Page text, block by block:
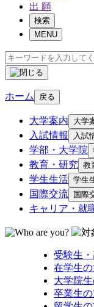
出 願
検索
MENU
ホーム 戻る
大学案内 大学
入試情報 入試
学部・大学院
教育・研究 教
学生生活 学生
国際交流 国際
キャリア・就
受験生
在学生
大学院
卒業生